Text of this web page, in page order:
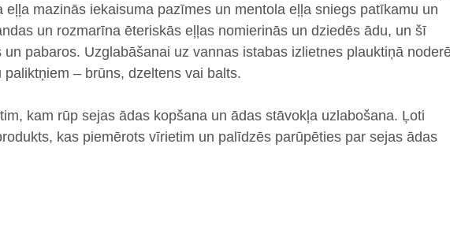
eļļa mazinās iekaisuma pazīmes un mentola eļļa sniegs patīkamu un
un rozmarīna ēteriskās eļļas nomierinās un dziedēs ādu, un šī
pabaros. Uzglabāšanai uz vannas istabas izlietnes plauktiņā
– brūns, dzeltens vai balts.
kam rūp sejas ādas kopšana un ādas stāvokļa uzlabošana. Ļoti
kas piemērots vīrietim un palīdzēs parūpēties par sejas ādas